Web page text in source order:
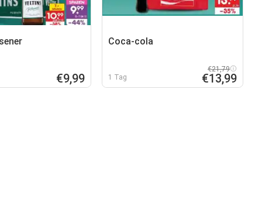
€9,99
Coca-cola
1 Tag
€21,79
€13,99